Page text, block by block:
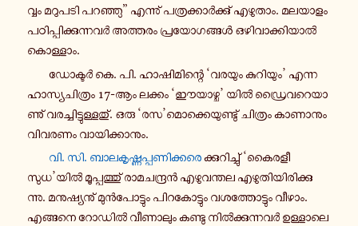
വ്വം മറു​പ​ടി പറ​ഞ്ഞു” എന്നു് പത്ര​ക്കാർ​ക്കു് എഴു​താം. മല​യാ​ളം
പഠി​പ്പി​ക്കു​ന്ന​വർ അത്ത​രം പ്ര​യോ​ഗ​ങ്ങൾ ഒഴി​വാ​ക്കി​യാൽ
കൊ​ള്ളാം.
ഡോ​ക്ടർ കെ. പി. ഹാ​ഷി​മി​ന്റെ ‘വരയും കു​റി​യും’ എന്ന
ഹാ​സ്യ​ചി​ത്രം 17-ആം ലക്കം ‘ഈയാ​ഴ്ച’ യിൽ ഡ്രൈ​വ​റെ​യാ​
ണു് വര​ച്ചി​ട്ടു​ള്ള​തു്. ഒരു ‘രസ’മൊ​ക്കെ​യു​ണ്ടു് ചി​ത്രം കാ​ണാ​നും
വി​വ​ര​ണം വാ​യി​ക്കാ​നും.
വി. സി. ബാ​ല​കൃ​ഷ്ണ​പ്പ​ണി​ക്ക​രെക്കു​റി​ച്ചു് ‘കൈ​ര​ളീ​
സുധ’യിൽ മൂ​പ്പ​ത്തു് രാ​മ​ച​ന്ദ്രൻ എഴു​വ​ന്തല എഴു​തി​യി​രി​ക്കു​
ന്നു. മനു​ഷ്യ​നു് മുൻ​പോ​ട്ടും പി​റ​കോ​ട്ടും വശ​ത്തോ​ട്ടും വീഴാം.
എങ്ങ​നെ റോഡിൽ വീ​ണാ​ലും കണ്ടു നിൽ​ക്കു​ന്ന​വർ ഉള്ളാ​ലെ​